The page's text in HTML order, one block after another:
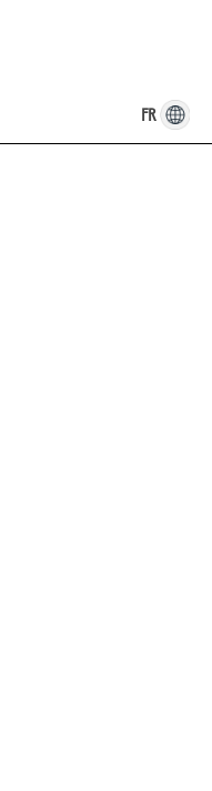
FR